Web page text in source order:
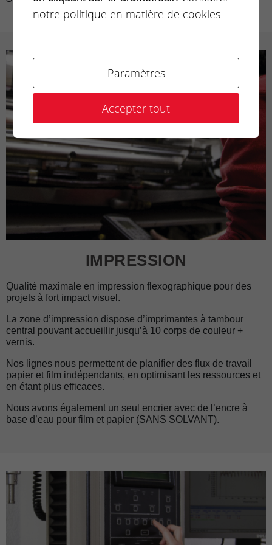
IMPRESSION
Qualité maximale en impression flexographique pour des
projets à fort impact visuel.
La zone d’impression dispose d’imprimantes à tambour
central pouvant accueillir jusqu’à 10 corps de couleur +
vernis.
Nos lignes nous permettent de planifier des flux de travail
papier et film indépendants, en optimisant les ressources et
en étant plus efficaces.
Nous avons également un seul encrier avec de l’encre à
base d’eau pour film et papier (SANS SOLVANT).
notre politique en matière de cookies
Paramètres
Accepter tout